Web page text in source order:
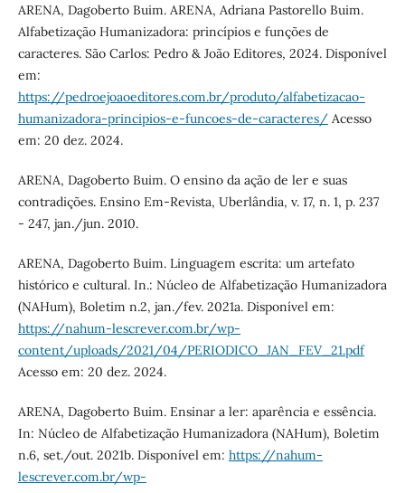
ARENA, Dagoberto Buim. ARENA, Adriana Pastorello Buim.
Alfabetização Humanizadora: princípios e funções de
caracteres. São Carlos: Pedro & João Editores, 2024. Disponível
em:
https://pedroejoaoeditores.com.br/produto/alfabetizacao-
humanizadora-principios-e-funcoes-de-caracteres/Acesso
em: 20 dez. 2024.
ARENA, Dagoberto Buim. O ensino da ação de ler e suas
contradições. Ensino Em-Revista, Uberlândia, v. 17, n. 1, p. 237
- 247, jan./jun. 2010.
ARENA, Dagoberto Buim. Linguagem escrita: um artefato
histórico e cultural. In.: Núcleo de Alfabetização Humanizadora
(NAHum), Boletim n.2, jan./fev. 2021a. Disponível em:
https://nahum-lescrever.com.br/wp-
content/uploads/2021/04/PERIODICO_JAN_FEV_21.pdf
Acesso em: 20 dez. 2024.
ARENA, Dagoberto Buim. Ensinar a ler: aparência e essência.
In: Núcleo de Alfabetização Humanizadora (NAHum), Boletim
n.6, set./out. 2021b. Disponível em: https://nahum-
lescrever.com.br/wp-